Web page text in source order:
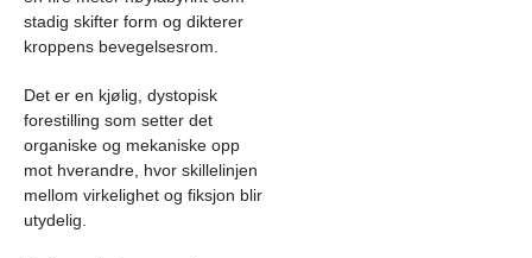
stadig skifter form og dikterer
kroppens bevegelsesrom.
Det er en kjølig, dystopisk
forestilling som setter det
organiske og mekaniske opp
mot hverandre, hvor skillelinjen
mellom virkelighet og fiksjon blir
utydelig.